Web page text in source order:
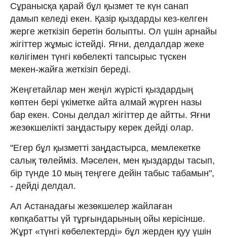
Сұранысқа қарай бұл қызмет те күн санап
дамып келеді екен. Қазір қыздарды кез-келген
жерге жеткізіп беретін болыпты. Ол үшін арнайы
жігіттер жұмыс істейді. Яғни, делдалдар жеке
көлігімен түнгі көбелекті тапсырыс түскен
мекен-жайға жеткізіп береді.
Жеңгетайлар мен жеңіл жүрісті қыздардың
көптен бері үкіметке айта алмай жүрген назы
бар екен. Соны делдал жігіттер де айтты. Яғни
жезөкшелікті заңдастыру керек дейді олар.
"Егер бұл қызметті заңдастырса, мемлекетке
салық төлейміз. Мәселен, мен қыздарды тасып,
бір түнде 10 мың теңгеге дейін табыс табамын",
- дейді делдал.
Ал Астанадағы жезөкшелер жайлаған
көпқабатты үй тұрғындарының ойы керісінше.
Жұрт «түнгі көбелектерді» бұл жерден қуу үшін